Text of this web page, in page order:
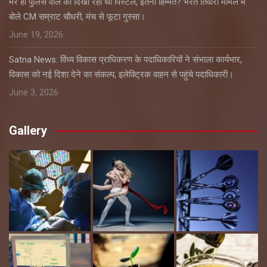
बोले CM सम्राट चौधरी, मंच से फूटा गुस्सा।
June 19, 2026
Satna News: विंध्य विकास प्राधिकरण के पदाधिकारियों ने संभाला कार्यभार,
विकास को नई दिशा देने का संकल्प, इलेक्ट्रिक वाहन से पहुंचे पदाधिकारी।
June 3, 2026
Gallery